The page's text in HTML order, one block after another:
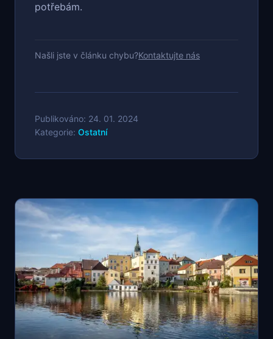
potřebám.
Našli jste v článku chybu?Kontaktujte nás
Publikováno: 24. 01. 2024
Kategorie: Ostatní